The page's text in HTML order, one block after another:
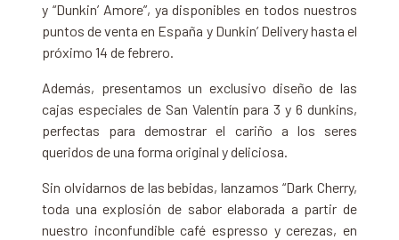
y “Dunkin’ Amore”, ya disponibles en todos nuestros
puntos de venta en España y Dunkin’ Delivery hasta el
próximo 14 de febrero.
Además, presentamos un exclusivo diseño de las
cajas especiales de San Valentín para 3 y 6 dunkins,
perfectas para demostrar el cariño a los seres
queridos de una forma original y deliciosa.
Sin olvidarnos de las bebidas, lanzamos “Dark Cherry,
toda una explosión de sabor elaborada a partir de
nuestro inconfundible café espresso y cerezas, en